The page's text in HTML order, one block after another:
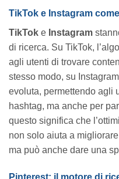
TikTok e Instagram
TikTok e Instagram
di ricerca. Su TikTok,
agli utenti di trovare
stesso modo, su
evoluta, permettendo agli
hashtag, ma anche per
questo significa che
non solo aiuta a
ma può anche dare una